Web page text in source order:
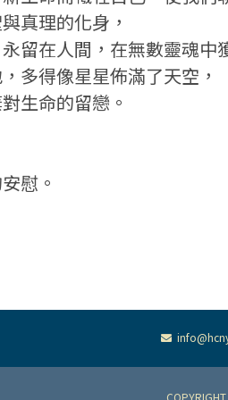
真理的化身，
留在人間，在無數靈魂中
多得像星星佈滿了天空，
生命的留戀。
慰。